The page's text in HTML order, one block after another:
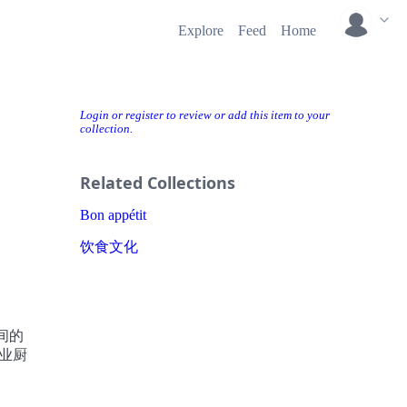
Explore Feed Home
Login or register to review or add this item to your
collection.
Related Collections
Bon appétit
饮食文化
的
厨